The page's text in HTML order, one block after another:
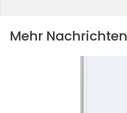
Mehr Nachrichten